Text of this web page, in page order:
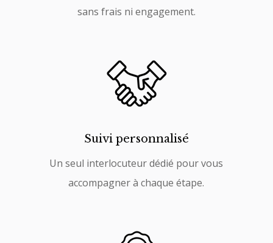
sans frais ni engagement.
Suivi personnalisé
Un seul interlocuteur dédié pour vous
accompagner à chaque étape.